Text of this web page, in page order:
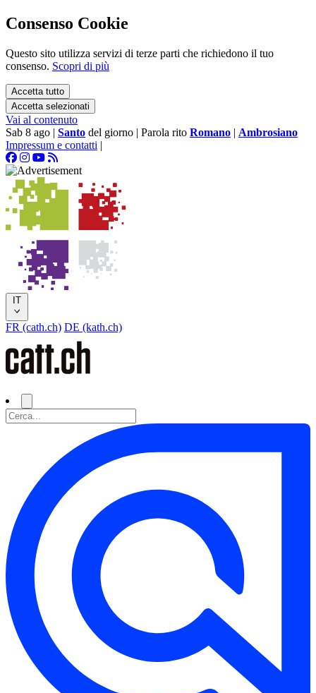
Consenso Cookie
Questo sito utilizza servizi di terze parti che richiedono il tuo
consenso. Scopri di più
Accetta tutto
Accetta selezionati
Vai al contenuto
Sab 8 ago | Santo del giorno | Parola rito Romano | Ambrosiano
Impressum e contatti |
IT
FR (cath.ch) DE (kath.ch)